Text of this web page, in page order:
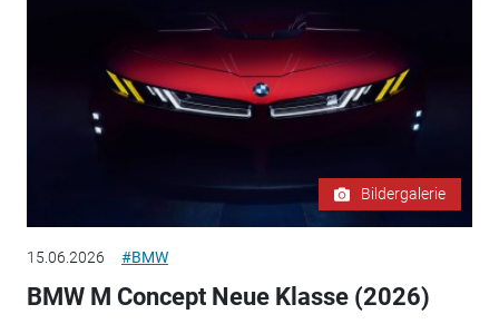
Bildergalerie
15.06.2026 #BMW
BMW M Concept Neue Klasse (2026)